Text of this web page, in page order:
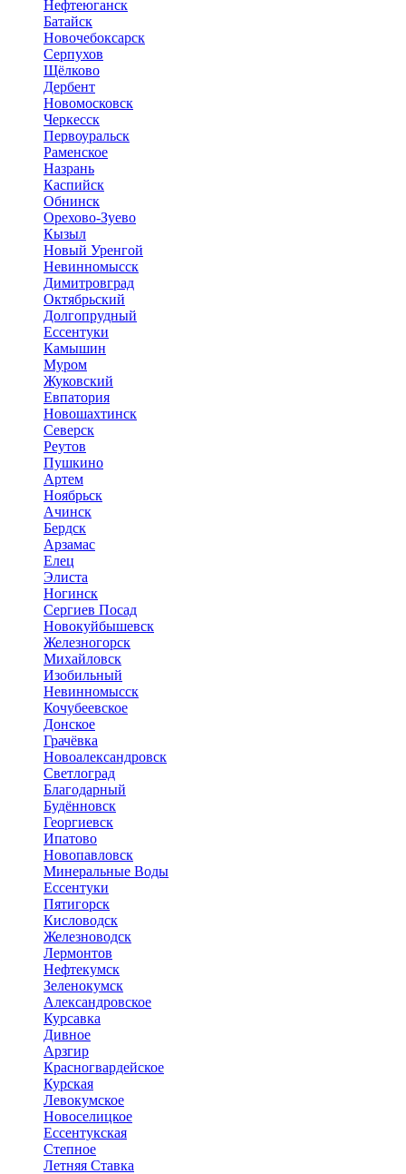
Нефтеюганск
Батайск
Новочебоксарск
Серпухов
Щёлково
Дербент
Новомосковск
Черкесск
Первоуральск
Раменское
Назрань
Каспийск
Обнинск
Орехово-Зуево
Кызыл
Новый Уренгой
Невинномысск
Димитровград
Октябрьский
Долгопрудный
Ессентуки
Камышин
Муром
Жуковский
Евпатория
Новошахтинск
Северск
Реутов
Пушкино
Артем
Ноябрьск
Ачинск
Бердск
Арзамас
Елец
Элиста
Ногинск
Сергиев Посад
Новокуйбышевск
Железногорск
Михайловск
Изобильный
Невинномысск
Кочубеевское
Донское
Грачёвка
Новоалександровск
Светлоград
Благодарный
Будённовск
Георгиевск
Ипатово
Новопавловск
Минеральные Воды
Ессентуки
Пятигорск
Кисловодск
Железноводск
Лермонтов
Нефтекумск
Зеленокумск
Александровское
Курсавка
Дивное
Арзгир
Красногвардейское
Курская
Левокумское
Новоселицкое
Ессентукская
Степное
Летняя Ставка